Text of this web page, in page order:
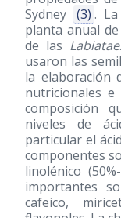
Sydney (3) .
planta anual
de las Labiatae
usaron las
la elaboración
nutricionales
composición
niveles de
particular el
componentes
linolénico
importantes
cafeico,